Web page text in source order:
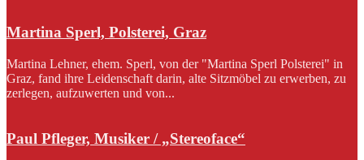
Martina Sperl, Polsterei, Graz
Martina Lehner, ehem. Sperl, von der "Martina Sperl Polsterei" in
Graz, fand ihre Leidenschaft darin, alte Sitzmöbel zu erwerben, zu
zerlegen, aufzuwerten und von...
Paul Pfleger, Musiker / „Stereoface“